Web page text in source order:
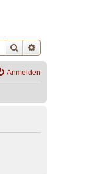
Suche
Anmelden